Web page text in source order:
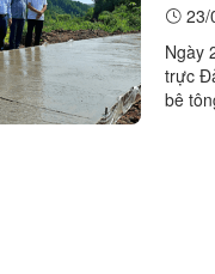
23/
Ngày
trực
bê